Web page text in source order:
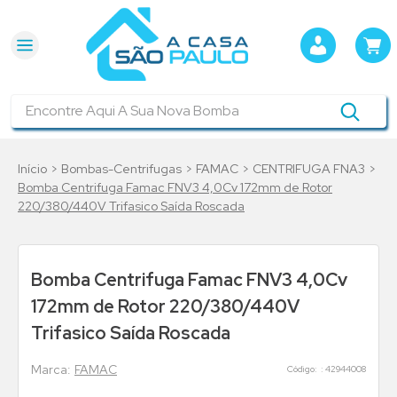
Bombas-Centrifugas FAMAC
CENTRIFUGA FNA3
Bomba Centrifuga Famac FNV3 4,0Cv 172mm de Rotor
220/380/440V Trifasico Saída Roscada
Bomba Centrifuga Famac FNV3 4,0Cv
172mm de Rotor 220/380/440V
Trifasico Saída Roscada
FAMAC : 42944008